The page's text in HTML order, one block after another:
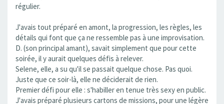
régulier.
J'avais tout préparé en amont, la progression, les règles, les
détails qui font que ça ne ressemble pas à une improvisation.
D. (son principal amant), savait simplement que pour cette
soirée, il y aurait quelques défis à relever.
Selene, elle, a su qu'il se passait quelque chose. Pas quoi.
Juste que ce soir-là, elle ne déciderait de rien.
Premier défi pour elle : s'habiller en tenue très sexy en public.
J'avais préparé plusieurs cartons de missions, pour une légère